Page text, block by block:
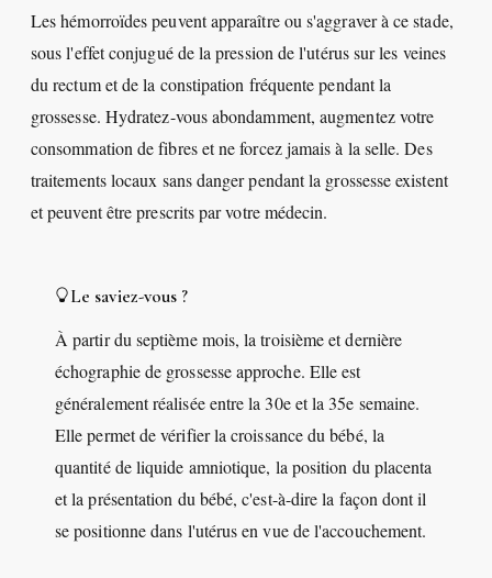
Les hémorroïdes peuvent apparaître ou s'aggraver à ce stade,
sous l'effet conjugué de la pression de l'utérus sur les veines
du rectum et de la constipation fréquente pendant la
grossesse. Hydratez-vous abondamment, augmentez votre
consommation de fibres et ne forcez jamais à la selle. Des
traitements locaux sans danger pendant la grossesse existent
et peuvent être prescrits par votre médecin.
Le saviez-vous ?
À partir du septième mois, la troisième et dernière
échographie de grossesse approche. Elle est
généralement réalisée entre la 30e et la 35e semaine.
Elle permet de vérifier la croissance du bébé, la
quantité de liquide amniotique, la position du placenta
et la présentation du bébé, c'est-à-dire la façon dont il
se positionne dans l'utérus en vue de l'accouchement.